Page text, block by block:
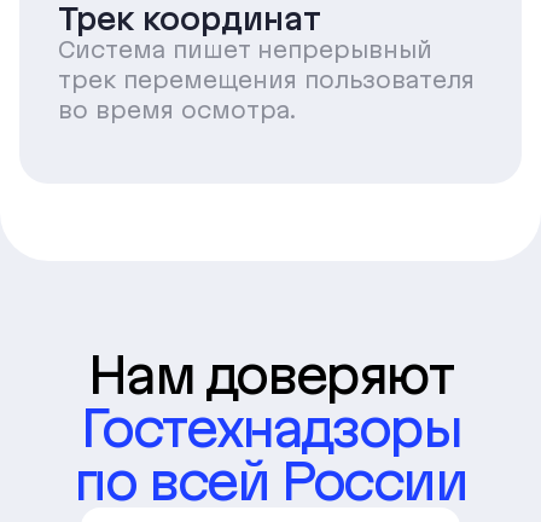
Трек координат
Система пишет непрерывный
трек перемещения пользователя
во время осмотра.
Нам доверяют
Гостехнадзоры
по всей России